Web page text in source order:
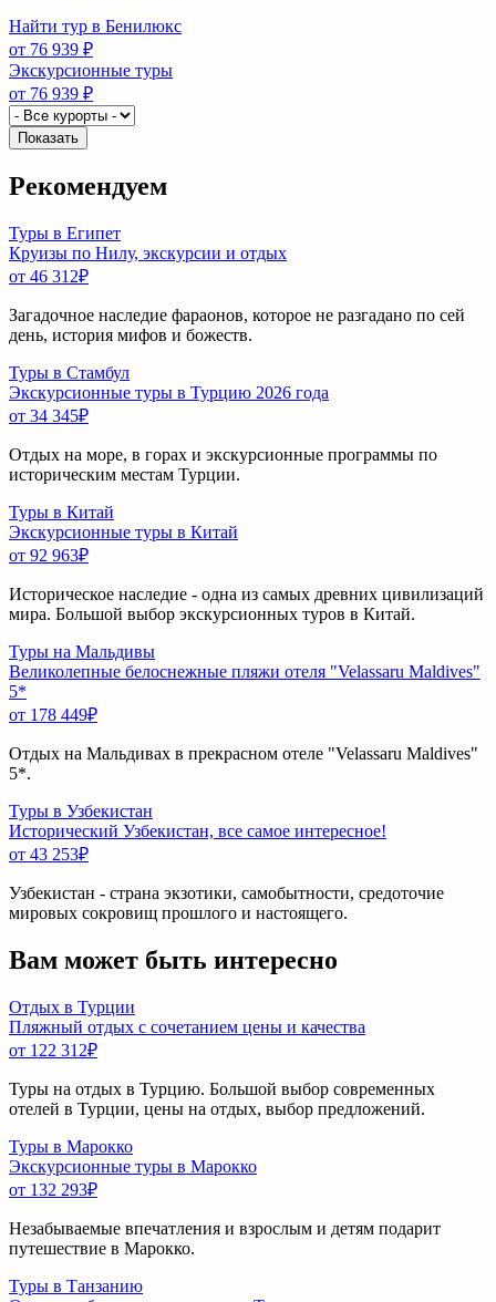
Найти тур в Бенилюкс
от 76 939 ₽
Экскурсионные туры
от 76 939 ₽
Показать
Рекомендуем
Туры в Египет
Круизы по Нилу, экскурсии и отдых
от 46 312₽
Загадочное наследие фараонов, которое не разгадано по сей
день, история мифов и божеств.
Туры в Стамбул
Экскурсионные туры в Турцию 2026 года
от 34 345₽
Отдых на море, в горах и экскурсионные программы по
историческим местам Турции.
Туры в Китай
Экскурсионные туры в Китай
от 92 963₽
Историческое наследие - одна из самых древних цивилизаций
мира. Большой выбор экскурсионных туров в Китай.
Туры на Мальдивы
Великолепные белоснежные пляжи отеля "Velassaru Maldives"
5*
от 178 449₽
Отдых на Мальдивах в прекрасном отеле "Velassaru Maldives"
5*.
Туры в Узбекистан
Исторический Узбекистан, все самое интересное!
от 43 253₽
Узбекистан - страна экзотики, самобытности, средоточие
мировых сокровищ прошлого и настоящего.
Вам может быть интересно
Отдых в Турции
Пляжный отдых с сочетанием цены и качества
от 122 312₽
Туры на отдых в Турцию. Большой выбор современных
отелей в Турции, цены на отдых, выбор предложений.
Туры в Марокко
Экскурсионные туры в Марокко
от 132 293₽
Незабываемые впечатления и взрослым и детям подарит
путешествие в Марокко.
Туры в Танзанию